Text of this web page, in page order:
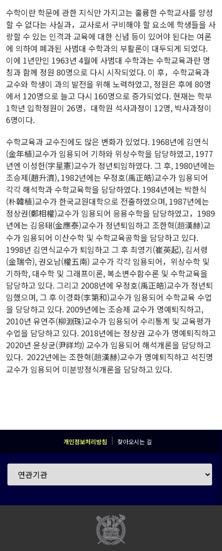
수학이란 학문에 관한 지식만 가지고는 훌륭한 수학교사를 양성
할 수 없다는 사실과，교사로서 구비해야 할 요소에 학생들을 사
랑할 수 있는 인격과 교육에 대한 신념 등이 있어야 된다는 여론
에 의하여 폐과된 사범대 수학과의 부활론이 대두되게 되었다.
이에 1년만인 1963년 4월에 사범대 수학과는 수학교육과란 명
칭과 함께 정원 80명으로 다시 시작되었다. 이 후，수학교육과
교수와 학생이 과의 발전을 위해 노력하였고, 정원은 후에 80명
에서 120명으로 늘고 다시 160명으로 증가되었다. 현재는 학부
1학년 입학정원이 26명，대학원 석사과정이 12명, 박사과정이
6명이다.
수학교육과 교수진에도 많은 변화가 있었다. 1968년에 김연식
(金年植)교수가 임용되어 기하와 위상수학을 담당하였고, 1977
년엔 이성헌(字星憲)교수가 정년퇴임하였다. 그 후, 1980년에는
조승제(趙升濟), 1982년에는 우정호(禹正皓)교수가 임용되어
각각 해석학과 수학교육학을 담당하였다. 1984년에는 박한식
(朴韓植)교수가 한국교원대학으로 전출하였으며, 1987년에는
정상권(鄭相權)교수가 임용되어 응용수학을 담당하였고，1989
년에는 김응태(金應泰)교수가 정년퇴임하고 조한혁(趙漢赫)교
수가 임용되어 이산수학 및 수학교육공학을 담당하고 있다.
1998년 김연식교수가 퇴임하고 그 후 최영기(崔英起), 김서령
(金瑞令), 권오남(權五南) 교수가 각각 임용되어，위상수학 및
기하학, 대수학 및 그래프이론, 복소변수함수론 및 수학교육을
담당하고 있다. 그리고 2008년에 우정호(禹正皓)교수가 정년퇴
임했으며, 그 후 이경화(李第和)교수가 임용되어 수학교육 수업
을 당당하고 있다. 2009년에는 조승제 교수가 명예퇴직하고,
2010년 유연주(柳淵珠)교수가 임용되어 수리통계 및 교육평가
수업을 담당하고 있다. 2018년에는 정상권 교수가 명예퇴직하고
2020년 윤상균(尹祥均) 교수가 임용되어 해석개론을 담당하고
있다. 2022년에는 조한혁(趙漢赫)교수가 명예퇴직하고 석진명
교수가 임용되어 미분방정식개론을 담당하고 있다.
개인정보처리방침 찾아오시는 길